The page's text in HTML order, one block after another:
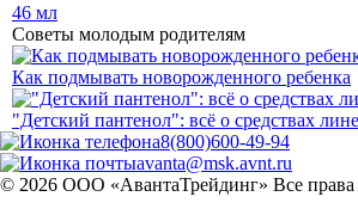
46 мл
Советы молодым родителям
Как подмывать новорожденного ребенка
"Детский пантенол": всё о средствах
8(800)600-49-94
avanta@msk.avnt.ru
© 2026 ООО «АвантаТрейдинг» Все